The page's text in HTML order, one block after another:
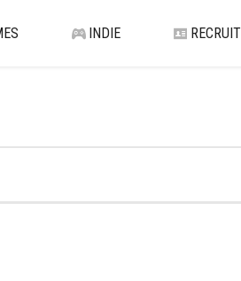
INDIE RECRUIT